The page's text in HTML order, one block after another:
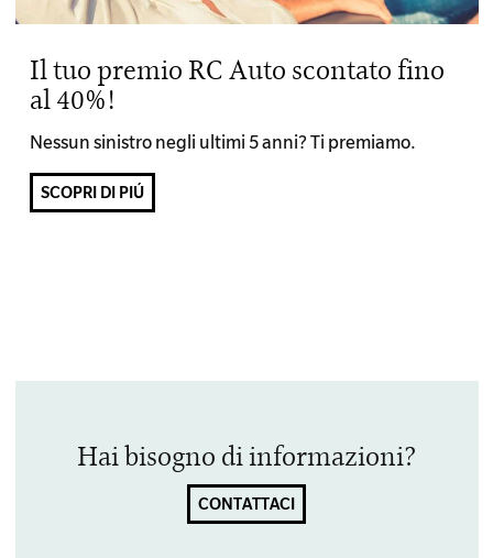
Il tuo premio RC Auto scontato fino
al 40%!
Nessun sinistro negli ultimi 5 anni? Ti premiamo.
SCOPRI DI PIÚ
Hai bisogno di informazioni?
CONTATTACI